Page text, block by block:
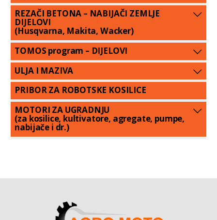
REZAČI BETONA – NABIJAČI ZEMLJE
DIJELOVI
(Husqvarna, Makita, Wacker)
TOMOS program – DIJELOVI
ULJA I MAZIVA
PRIBOR ZA ROBOTSKE KOSILICE
MOTORI ZA UGRADNJU
(za kosilice, kultivatore, agregate, pumpe,
nabijače i dr.)